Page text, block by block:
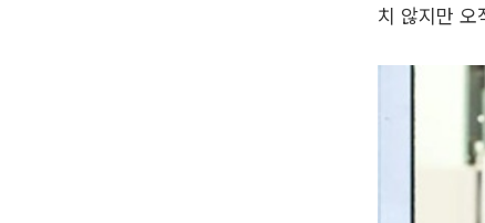
치 않지만 오